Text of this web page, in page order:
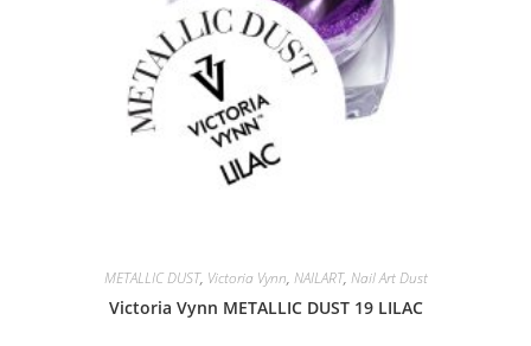
METALLIC DUST, Victoria Vynn, NAILART, Nail Art Dust
Victoria Vynn METALLIC DUST 19 LILAC